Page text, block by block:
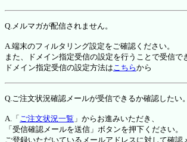
Q.メルマガが配信されません。
A.端末のフィルタリング設定をご確認ください。
また、ドメイン指定受信の設定を行うことで受信で
ドメイン指定受信の設定方法はこちらから
Q.ご注文状況確認メールが受信できるか確認したい。
A.「 ご注文状況一覧 」からお進みいただき、
「受信確認メールを送信」ボタンを押下ください。
ご登録いただいているメールアドレスに対して確認